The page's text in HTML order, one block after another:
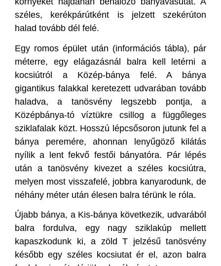
széles, kerékpárútként is jelzett szekérúton
halad tovább dél felé.
Egy romos épület után (információs tábla), pár
méterre, egy elágazásnál balra kell letérni a
kocsiútról a Közép-bánya felé. A bánya
gigantikus falakkal keretezett udvarában tovább
haladva, a tanösvény legszebb pontja, a
Középbánya-tó víztükre csillog a függőleges
sziklafalak közt. Hosszú lépcsősoron jutunk fel a
bánya peremére, ahonnan lenyűgöző kilátás
nyílik a lent fekvő festői bányatóra. Pár lépés
után a tanösvény kivezet a széles kocsiútra,
melyen most visszafelé, jobbra kanyarodunk, de
néhány méter után élesen balra térünk le róla.
Újabb bánya, a Kis-bánya következik, udvarából
balra fordulva, egy nagy sziklakúp mellett
kapaszkodunk ki, a zöld T jelzésű tanösvény
később egy széles kocsiutat ér el, azon balra